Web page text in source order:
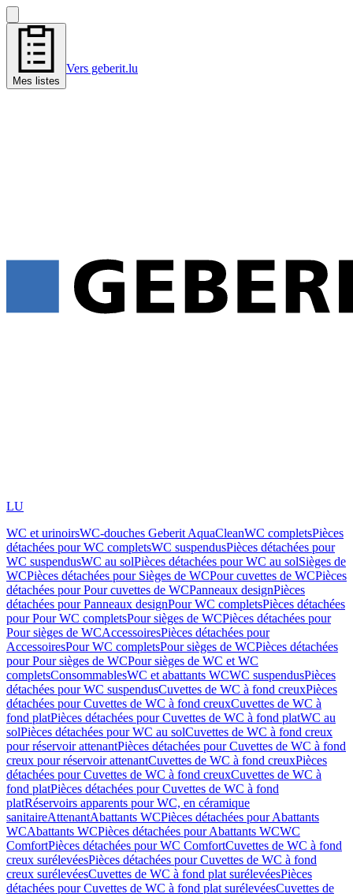
Mes listes
Vers geberit.lu
LU
WC et urinoirsWC-douches Geberit AquaCleanWC completsPièces
détachées pour WC completsWC suspendusPièces détachées pour
WC suspendusWC au solPièces détachées pour WC au solSièges de
WCPièces détachées pour Sièges de WCPour cuvettes de WCPièces
détachées pour Pour cuvettes de WCPanneaux designPièces
détachées pour Panneaux designPour WC completsPièces détachées
pour Pour WC completsPour sièges de WCPièces détachées pour
Pour sièges de WCAccessoiresPièces détachées pour
AccessoiresPour WC completsPour sièges de WCPièces détachées
pour Pour sièges de WCPour sièges de WC et WC
completsConsommablesWC et abattants WCWC suspendusPièces
détachées pour WC suspendusCuvettes de WC à fond creuxPièces
détachées pour Cuvettes de WC à fond creuxCuvettes de WC à
fond platPièces détachées pour Cuvettes de WC à fond platWC au
solPièces détachées pour WC au solCuvettes de WC à fond creux
pour réservoir attenantPièces détachées pour Cuvettes de WC à fond
creux pour réservoir attenantCuvettes de WC à fond creuxPièces
détachées pour Cuvettes de WC à fond creuxCuvettes de WC à
fond platPièces détachées pour Cuvettes de WC à fond
platRéservoirs apparents pour WC, en céramique
sanitaireAttenantAbattants WCPièces détachées pour Abattants
WCAbattants WCPièces détachées pour Abattants WCWC
ComfortPièces détachées pour WC ComfortCuvettes de WC à fond
creux surélevéesPièces détachées pour Cuvettes de WC à fond
creux surélevéesCuvettes de WC à fond plat surélevéesPièces
détachées pour Cuvettes de WC à fond plat surélevéesCuvettes de